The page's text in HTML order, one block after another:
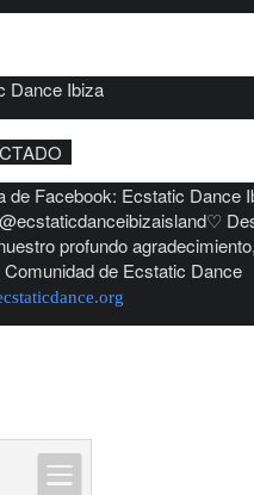
Dance Ibiza
de Facebook: Ecstatic Dance
profundo agradecimiento,
de Ecstatic Dance